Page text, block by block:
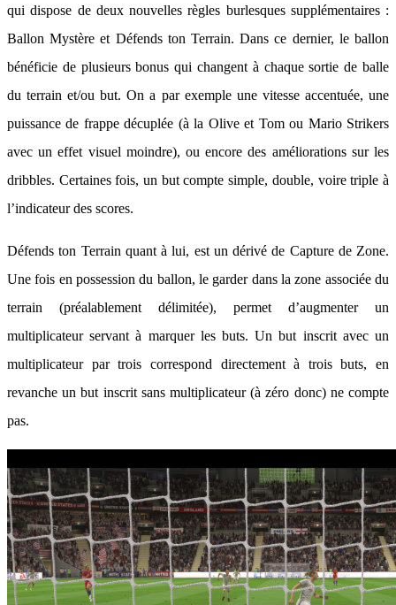
qui dispose de deux nouvelles règles burlesques supplémentaires :
Ballon Mystère et Défends ton Terrain. Dans ce dernier, le ballon
bénéficie de plusieurs bonus qui changent à chaque sortie de balle
du terrain et/ou but. On a par exemple une vitesse accentuée, une
puissance de frappe décuplée (à la Olive et Tom ou Mario Strikers
avec un effet visuel moindre), ou encore des améliorations sur les
dribbles. Certaines fois, un but compte simple, double, voire triple à
l’indicateur des scores.
Défends ton Terrain quant à lui, est un dérivé de Capture de Zone.
Une fois en possession du ballon, le garder dans la zone associée du
terrain (préalablement délimitée), permet d’augmenter un
multiplicateur servant à marquer les buts. Un but inscrit avec un
multiplicateur par trois correspond directement à trois buts, en
revanche un but inscrit sans multiplicateur (à zéro donc) ne compte
pas.